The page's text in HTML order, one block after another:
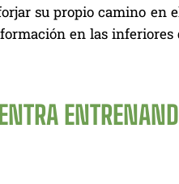
su propio camino en
en las inferiores